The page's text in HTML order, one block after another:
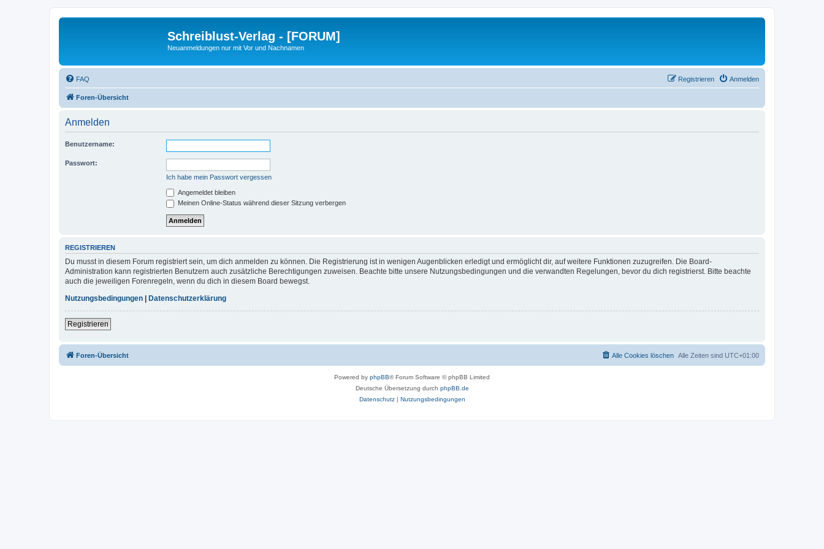
Schreiblust-Verlag - [FORUM]
Neuanmeldungen nur mit Vor und Nachnamen
FAQ Anmelden
Registrieren
Foren-Übersicht
Anmelden
Benutzername:
Passwort:
Ich habe mein Passwort vergessen
Angemeldet bleiben
Meinen Online-Status während dieser Sitzung verbergen
REGISTRIEREN
Du musst in diesem Forum registriert sein, um dich anmelden zu können. Die Registrierung ist in wenigen Augenblicken erledigt und ermöglicht dir, auf weitere Funktionen zuzugreifen. Die Board-
Administration kann registrierten Benutzern auch zusätzliche Berechtigungen zuweisen. Beachte bitte unsere Nutzungsbedingungen und die verwandten Regelungen, bevor du dich registrierst. Bitte beachte
auch die jeweiligen Forenregeln, wenn du dich in diesem Board bewegst.
Nutzungsbedingungen
Datenschutzerklärung
Registrieren
Foren-Übersicht Alle Zeiten sind UTC+01:00
Alle Cookies löschen
Powered by phpBB® Forum Software © phpBB Limited
Deutsche Übersetzung durch phpBB.de
Datenschutz| Nutzungsbedingungen